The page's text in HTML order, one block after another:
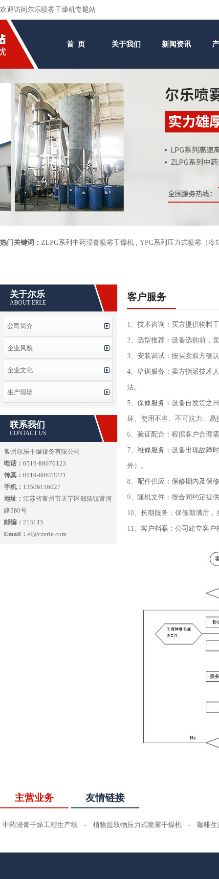
欢迎访问尔乐喷雾干燥机专题站
首 页 关于我们 新闻资讯
热门关键词： ZLPG系列中药浸膏喷雾干燥机 , YPG系列压力式喷雾（冷
关于尔乐
ABOUT ERLE
公司简介
企业风貌
企业文化
生产现场
联系我们
CONTACT US
常州尔乐干燥设备有限公司
电话： 0519-88670123
传真： 0519-88673221
手机： 13506116027
地址： 江苏省常州市天宁区郑陆镇常河
路580号
邮编： 213115
Email： el@czerle.com
客户服务
1、技术咨询：买方提供物料
2、选型推荐：设备选购前，
3、安装调试：按买卖双方确
4、培训服务：卖方指派技术
法。
5、保修服务：设备自发货之
坏、使用不当、不可抗力、易
6、验证配合：根据客户合理
7、维修服务：设备出现故障
外）。
8、配件供应：保修期内及保
9、随机文件：按合同约定提
10、长期服务：保修期满后
11、客户档案：公司建立客
主营业务 友情链接
中药浸膏干燥工程生产线 - 植物提取物压力式喷雾干燥机 - 咖啡